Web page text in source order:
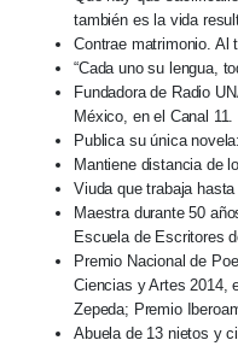
también es la vida
Contrae matrimonio. Al
“Cada uno su lengua,
Fundadora de Radio
México, en el Canal 11.
Publica su única novela:
Mantiene distancia de
Viuda que trabaja hasta
Maestra durante 50
Escuela de Escritores
Premio Nacional de
Ciencias y Artes 2014,
Zepeda; Premio
Abuela de 13 nietos y